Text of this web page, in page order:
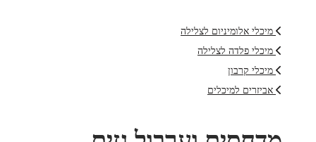
מיכלי אלומיניום לצלילה
מיכלי פלדה לצלילה
מיכלי קרבון
אביזרים למיכלים